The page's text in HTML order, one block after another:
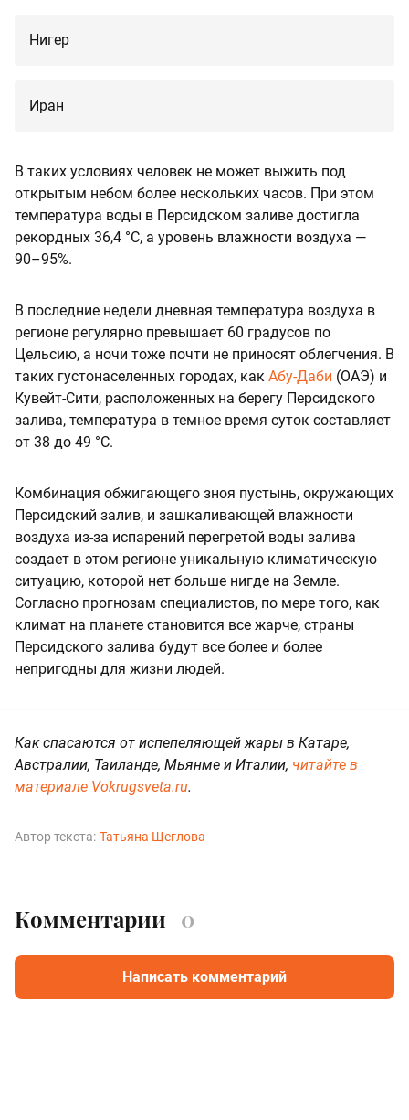
Нигер
Иран
В таких условиях человек не может выжить под
открытым небом более нескольких часов. При этом
температура воды в Персидском заливе достигла
рекордных 36,4 °C, а уровень влажности воздуха —
90–95%.
В последние недели дневная температура воздуха в
регионе регулярно превышает 60 градусов по
Цельсию, а ночи тоже почти не приносят облегчения. В
таких густонаселенных городах, как Абу-Даби (ОАЭ) и
Кувейт-Сити, расположенных на берегу Персидского
залива, температура в темное время суток составляет
от 38 до 49 °C.
Комбинация обжигающего зноя пустынь, окружающих
Персидский залив, и зашкаливающей влажности
воздуха из-за испарений перегретой воды залива
создает в этом регионе уникальную климатическую
ситуацию, которой нет больше нигде на Земле.
Согласно прогнозам специалистов, по мере того, как
климат на планете становится все жарче, страны
Персидского залива будут все более и более
непригодны для жизни людей.
Как спасаются от испепеляющей жары в Катаре,
Австралии, Таиланде, Мьянме и Италии, читайте в
материале Vokrugsveta.ru.
Автор текста: Татьяна Щеглова
Комментарии 0
Написать комментарий